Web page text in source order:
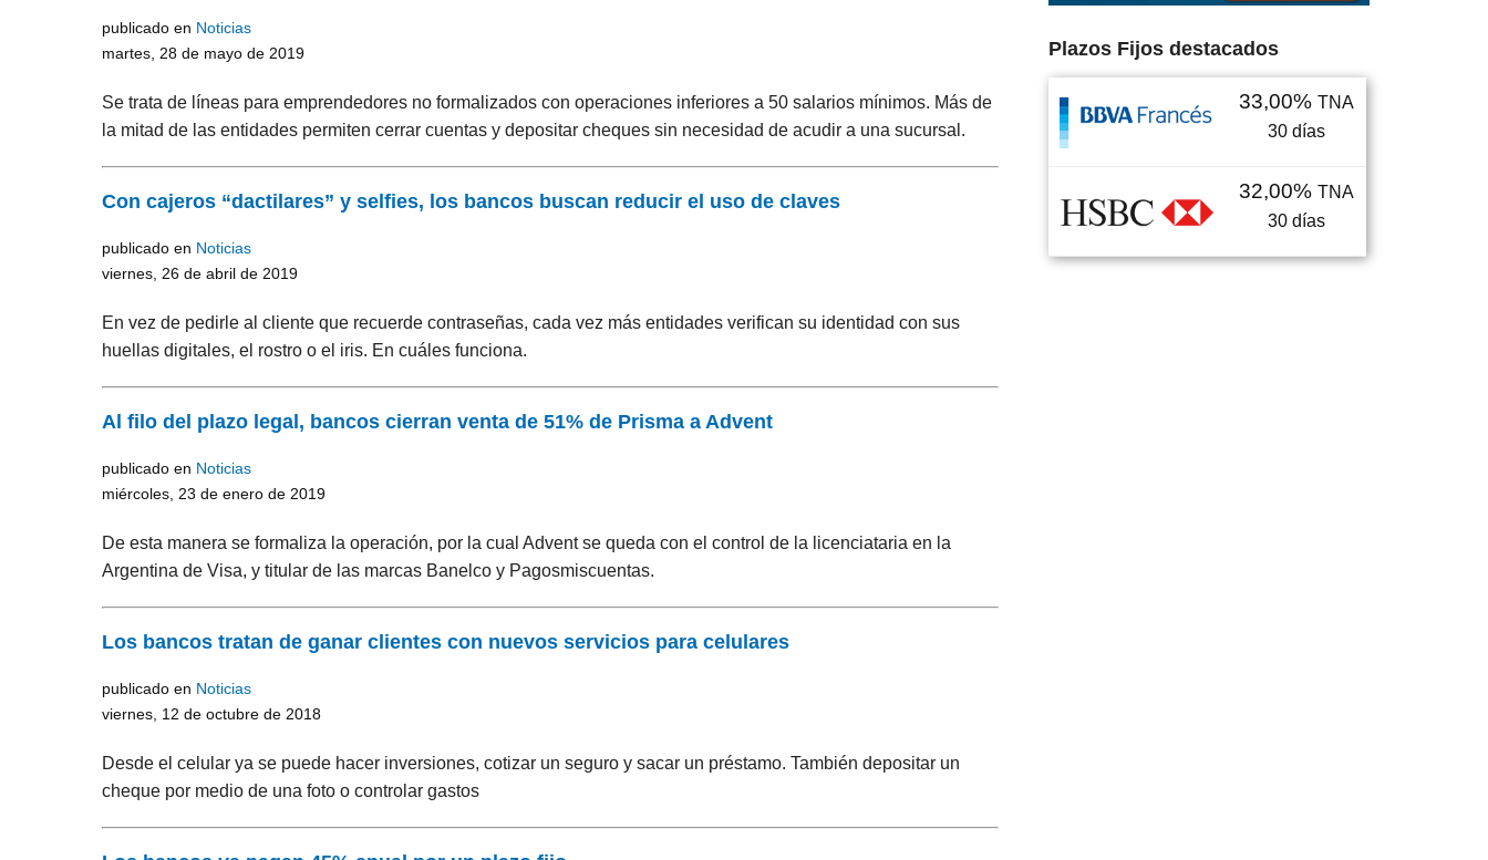
publicado en Noticias
martes, 28 de mayo de 2019
Se trata de líneas para emprendedores no formalizados con operaciones inferiores a 50 salarios mínimos. Más de
la mitad de las entidades permiten cerrar cuentas y depositar cheques sin necesidad de acudir a una sucursal.
Con cajeros “dactilares” y selfies, los bancos buscan reducir el uso de claves
publicado en Noticias
viernes, 26 de abril de 2019
En vez de pedirle al cliente que recuerde contraseñas, cada vez más entidades verifican su identidad con sus
huellas digitales, el rostro o el iris. En cuáles funciona.
Al filo del plazo legal, bancos cierran venta de 51% de Prisma a Advent
publicado en Noticias
miércoles, 23 de enero de 2019
De esta manera se formaliza la operación, por la cual Advent se queda con el control de la licenciataria en la
Argentina de Visa, y titular de las marcas Banelco y Pagosmiscuentas.
Los bancos tratan de ganar clientes con nuevos servicios para celulares
publicado en Noticias
viernes, 12 de octubre de 2018
Desde el celular ya se puede hacer inversiones, cotizar un seguro y sacar un préstamo. También depositar un
cheque por medio de una foto o controlar gastos
Plazos Fijos destacados
33,00% TNA
30 días
32,00% TNA
30 días